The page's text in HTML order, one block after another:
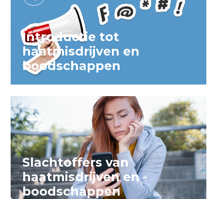
Introductie tot
haatmisdrijven en
boodschappen
Slachtoffers van
haatmisdrijven en -
boodschappen